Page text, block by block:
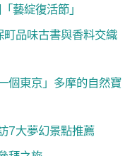
藝綻復活節」
品味古書與香料交織
個東京」多摩的自然寶
7大夢幻景點推薦